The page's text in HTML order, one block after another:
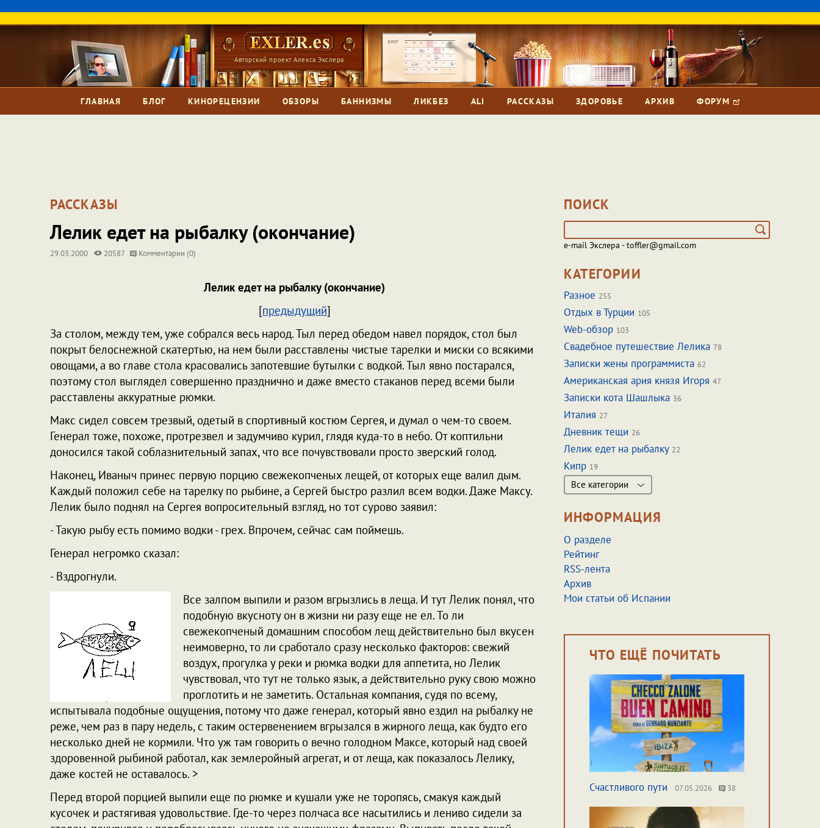
Авторский проект Алекса Экслера
ГЛАВНАЯ БЛОГ КИНОРЕЦЕНЗИИ ОБЗОРЫ БАННИЗМЫ ЛИКБЕЗ ALI РАССКАЗЫ ЗДОРОВЬЕ АРХИВ ФОРУМ
РАССКАЗЫ
Лелик едет на рыбалку (окончание)
29.03.2000 20587 Комментарии (0)
Лелик едет на рыбалку (окончание)
[предыдущий]
За столом, между тем, уже собрался весь народ. Тыл перед обедом навел порядок, стол был
покрыт белоснежной скатертью, на нем были расставлены чистые тарелки и миски со всякими
овощами, а во главе стола красовались запотевшие бутылки с водкой. Тыл явно постарался,
поэтому стол выглядел совершенно празднично и даже вместо стаканов перед всеми были
расставлены аккуратные рюмки.
Макс сидел совсем трезвый, одетый в спортивный костюм Сергея, и думал о чем-то своем.
Генерал тоже, похоже, протрезвел и задумчиво курил, глядя куда-то в небо. От коптильни
доносился такой соблазнительный запах, что все почувствовали просто зверский голод.
Наконец, Иваныч принес первую порцию свежекопченых лещей, от которых еще валил дым.
Каждый положил себе на тарелку по рыбине, а Сергей быстро разлил всем водки. Даже Максу.
Лелик было поднял на Сергея вопросительный взгляд, но тот сурово заявил:
- Такую рыбу есть помимо водки - грех. Впрочем, сейчас сам поймешь.
Генерал негромко сказал:
- Вздрогнули.
Все залпом выпили и разом вгрызлись в леща. И тут Лелик понял, что
подобную вкусноту он в жизни ни разу еще не ел. То ли
свежекопченый домашним способом лещ действительно был вкусен
неимоверно, то ли сработало сразу несколько факторов: свежий
воздух, прогулка у реки и рюмка водки для аппетита, но Лелик
чувствовал, что тут не только язык, а действительно руку свою можно
проглотить и не заметить. Остальная компания, судя по всему,
испытывала подобные ощущения, потому что даже генерал, который явно ездил на рыбалку не
реже, чем раз в пару недель, с таким остервенением вгрызался в жирного леща, как будто его
несколько дней не кормили. Что уж там говорить о вечно голодном Максе, который над своей
здоровенной рыбиной работал, как землеройный агрегат, и от леща, как показалось Лелику,
даже костей не оставалось. >
Перед второй порцией выпили еще по рюмке и кушали уже не торопясь, смакуя каждый
кусочек и растягивая удовольствие. Где-то через полчаса все насытились и лениво сидели за
ПОИСК
e-mail Экслера - toffler@gmail.com
КАТЕГОРИИ
Разное 255
Отдых в Турции 105
Web-обзор 103
Свадебное путешествие Лелика 78
Записки жены программиста 62
Американская ария князя Игоря 47
Записки кота Шашлыка 36
Италия 27
Дневник тещи 26
Лелик едет на рыбалку 22
Кипр 19
Все категории
ИНФОРМАЦИЯ
О разделе
Рейтинг
RSS-лента
Архив
Мои статьи об Испании
ЧТО ЕЩЁ ПОЧИТАТЬ
Счастливого пути 07.05.2026 38